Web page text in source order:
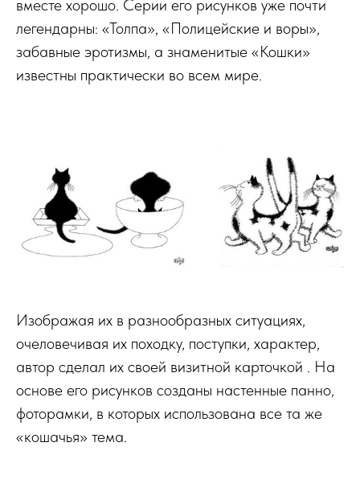
вместе хорошо. Серии его рисунков уже почти
легендарны: «Толпа», «Полицейские и воры»,
забавные эротизмы, а знаменитые «Кошки»
известны практически во всем мире.
Изображая их в разнообразных ситуациях,
очеловечивая их походку, поступки, характер,
автор сделал их своей визитной карточкой . На
основе его рисунков созданы настенные панно,
фоторамки, в которых использована все та же
«кошачья» тема.